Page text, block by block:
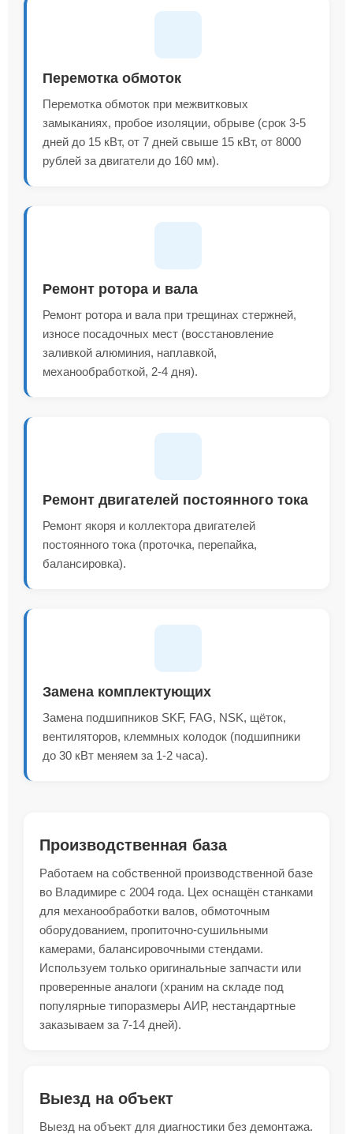
Перемотка обмоток
Перемотка обмоток при межвитковых
замыканиях, пробое изоляции, обрыве (срок 3-5
дней до 15 кВт, от 7 дней свыше 15 кВт, от 8000
рублей за двигатели до 160 мм).
Ремонт ротора и вала
Ремонт ротора и вала при трещинах стержней,
износе посадочных мест (восстановление
заливкой алюминия, наплавкой,
механообработкой, 2-4 дня).
Ремонт двигателей постоянного тока
Ремонт якоря и коллектора двигателей
постоянного тока (проточка, перепайка,
балансировка).
Замена комплектующих
Замена подшипников SKF, FAG, NSK, щёток,
вентиляторов, клеммных колодок (подшипники
до 30 кВт меняем за 1-2 часа).
Производственная база
Работаем на собственной производственной базе
во Владимире с 2004 года. Цех оснащён станками
для механообработки валов, обмоточным
оборудованием, пропиточно-сушильными
камерами, балансировочными стендами.
Используем только оригинальные запчасти или
проверенные аналоги (храним на складе под
популярные типоразмеры АИР, нестандартные
заказываем за 7-14 дней).
Выезд на объект
Выезд на объект для диагностики без демонтажа.